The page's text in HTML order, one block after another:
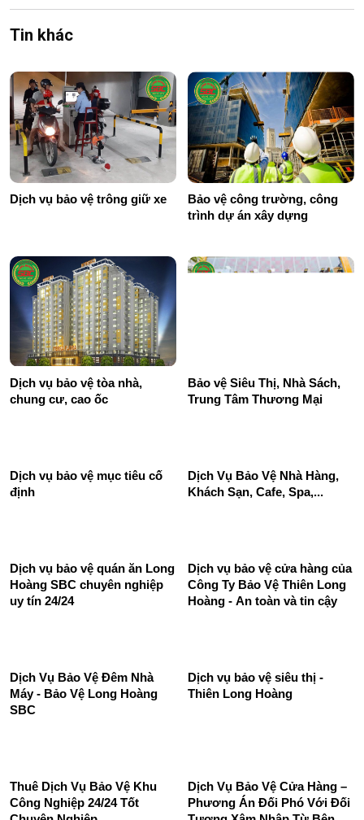
Tin khác
Dịch vụ bảo vệ trông giữ xe
Bảo vệ công trường, công
trình dự án xây dựng
Dịch vụ bảo vệ tòa nhà,
chung cư, cao ốc
Bảo vệ Siêu Thị, Nhà Sách,
Trung Tâm Thương Mại
Dịch vụ bảo vệ mục tiêu cố
định
Dịch Vụ Bảo Vệ Nhà Hàng,
Khách Sạn, Cafe, Spa,...
Dịch vụ bảo vệ quán ăn Long
Hoàng SBC chuyên nghiệp
uy tín 24/24
Dịch vụ bảo vệ cửa hàng của
Công Ty Bảo Vệ Thiên Long
Dịch Vụ Bảo Vệ Đêm Nhà
Máy - Bảo Vệ Long Hoàng
Dịch vụ bảo vệ siêu thị -
Thiên Long Hoàng